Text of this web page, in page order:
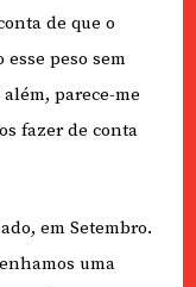
de que o
peso sem
parece-me
fazer de conta
em Setembro.
uma